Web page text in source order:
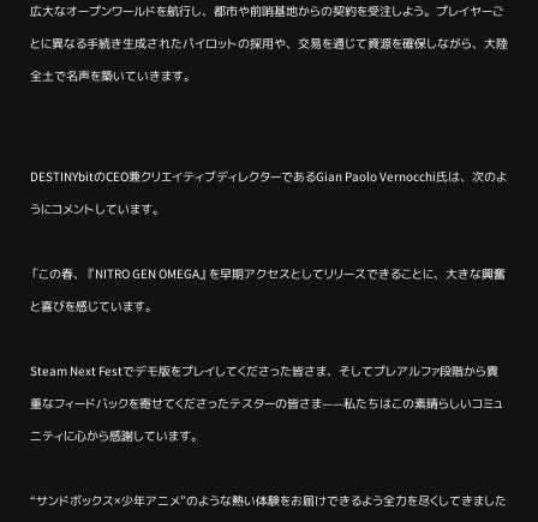
広大なオープンワールドを航行し、都市や前哨基地からの契約を受注しよう。プレイヤーご
とに異なる手続き生成されたパイロットの採用や、交易を通じて資源を確保しながら、大陸
全土で名声を築いていきます。
DESTINYbitのCEO兼クリエイティブディレクターであるGian Paolo Vernocchi氏は、次のよ
うにコメントしています。
「この春、『NITRO GEN OMEGA』を早期アクセスとしてリリースできることに、大きな興奮
と喜びを感じています。
Steam Next Festでデモ版をプレイしてくださった皆さま、そしてプレアルファ段階から貴
重なフィードバックを寄せてくださったテスターの皆さま――私たちはこの素晴らしいコミュ
ニティに心から感謝しています。
“サンドボックス×少年アニメ”のような熱い体験をお届けできるよう全力を尽くしてきました